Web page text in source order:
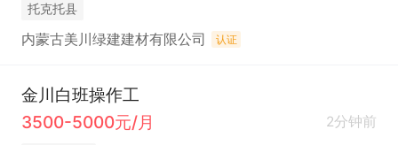
托克托县
内蒙古美川绿建建材有限公司 认证
金川白班操作工
3500-5000元/月
2分钟前